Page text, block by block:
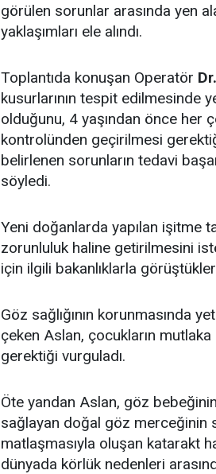
görülen sorunlar arasında yen
yaklaşımları ele alındı.
Toplantıda konuşan Operatör
kusurlarının tespit edilmesinde
olduğunu, 4 yaşından önce her
kontrolünden geçirilmesi
belirlenen sorunların tedavi
söyledi.
Yeni doğanlarda yapılan işitme
zorunluluk haline getirilmesini
için ilgili bakanlıklarla
Göz sağlığının korunmasında
çeken Aslan, çocukların mutlaka
gerektiği vurguladı.
Öte yandan Aslan, göz
sağlayan doğal göz merceğinin
matlaşmasıyla oluşan katarakt
dünyada körlük nedenleri